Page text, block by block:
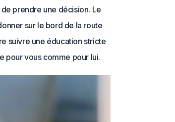
prendre une décision. Le
sur le bord de la route
suivre une éducation stricte
pour vous comme pour lui.